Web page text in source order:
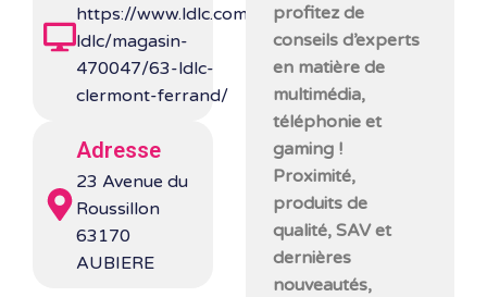
https://www.ldlc.com/magasins-
ldlc/magasin-
470047/63-ldlc-
clermont-ferrand/
Adresse
23 Avenue du
Roussillon
63170
AUBIERE
profitez de
conseils d’experts
en matière de
multimédia,
téléphonie et
gaming !
Proximité,
produits de
qualité, SAV et
dernières
nouveautés,